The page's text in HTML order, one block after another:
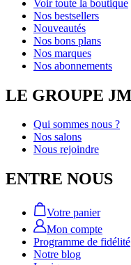
Voir toute la boutique
Nos bestsellers
Nouveautés
Nos bons plans
Nos marques
Nos abonnements
LE GROUPE
Qui sommes nous ?
Nos salons
Nous rejoindre
ENTRE NOUS
Votre panier
Mon compte
Programme de fidélité
Notre blog